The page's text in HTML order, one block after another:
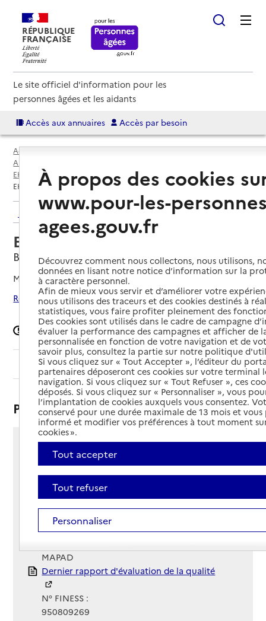
RÉPUBLIQUE
FRANÇAISE
Le site officiel d'information pour les
personnes âgées et les aidants
Accès aux annuaires Accès par besoin
Accueil
Espace annuaire
Annuaire EHPAD et maisons de retraite
EHPAD par département
Val-D'Oise (95)
Bezons
EHPAD Résidence Arc en ciel
Retour aux résultats de l'annuaire
EHPAD Résidence Arc en ciel
Bezons, VAL-D'OISE
Mis à jour le02/03/2026
Rechercher les établissements autour de Bezons
Signaler une erreur
Sommaire
Présentation
2 rue Gabriel Reby
95870 - Bezons
Voir itinéraire
Téléphone :
01 30 25 70 00
Contact
Contact
Site Internet
Site internet
MAPAD
Rapport HAS
Dernier rapport d'évaluation de la qualité
N° FINESS :
950809269
À propos des cookies
www.pour-les-
agees.gouv.fr
Découvrez comment nous collectons, nous utilisons,
données en lisant notre notice d’information sur la
à caractère personnel.
Afin de mieux vous servir et d’améliorer votre
nous utilisons des traceurs et des cookies destinés à
statistiques, vous faire profiter pleinement des
Des cookies sont utilisés dans le cadre de campagne
évaluer la performance des campagnes et afficher de
personnalisée en fonction de votre navigation et de
savoir plus, consultez la partie sur notre politique
Si vous cliquez sur « Tout Accepter », l’éditeur du
partenaires déposeront ces cookies sur votre terminal
navigation. Si vous cliquez sur « Tout Refuser », ces
déposés. Si vous cliquez sur « Personnaliser », vous
l’implantation de cookies auxquels vous consentez.
conservé pour une durée maximale de 13 mois et
informé et modifier vos préférences à tout moment
cookies ».
Tout accepter
Tout refuser
Personnaliser